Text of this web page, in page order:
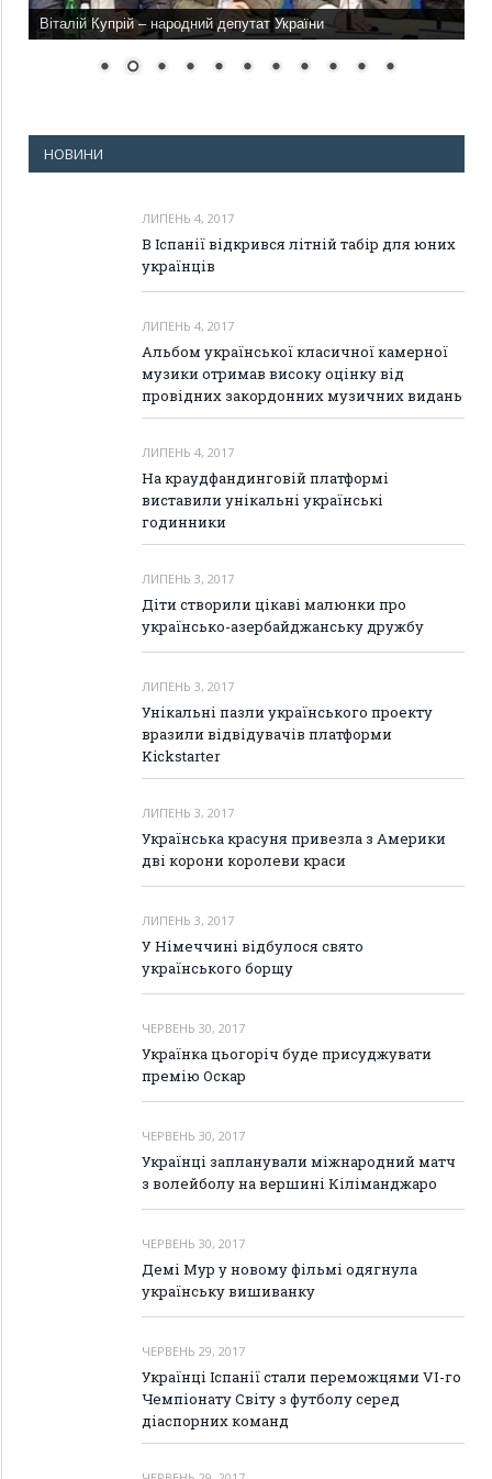
Віталій Купрій – народний депутат України
НОВИНИ
ЛИПЕНЬ 4, 2017
В Іспанії відкрився літній табір для юних
українців
ЛИПЕНЬ 4, 2017
Альбом української класичної камерної
музики отримав високу оцінку від
провідних закордонних музичних видань
ЛИПЕНЬ 4, 2017
На краудфандинговій платформі
виставили унікальні українські
годинники
ЛИПЕНЬ 3, 2017
Діти створили цікаві малюнки про
українсько-азербайджанську дружбу
ЛИПЕНЬ 3, 2017
Унікальні пазли українського проекту
вразили відвідувачів платформи
Kickstarter
ЛИПЕНЬ 3, 2017
Українська красуня привезла з Америки
дві корони королеви краси
ЛИПЕНЬ 3, 2017
У Німеччині відбулося свято
українського борщу
ЧЕРВЕНЬ 30, 2017
Українка цьогоріч буде присуджувати
премію Оскар
ЧЕРВЕНЬ 30, 2017
Українці запланували міжнародний матч
з волейболу на вершині Кіліманджаро
ЧЕРВЕНЬ 30, 2017
Демі Мур у новому фільмі одягнула
українську вишиванку
ЧЕРВЕНЬ 29, 2017
Українці Іспанії стали переможцями VI-го
Чемпіонату Світу з футболу серед
діаспорних команд